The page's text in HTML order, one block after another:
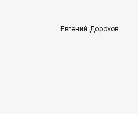
Евгений Дорохов